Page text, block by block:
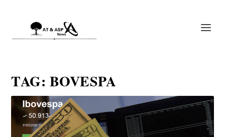
TAG: BOVESPA